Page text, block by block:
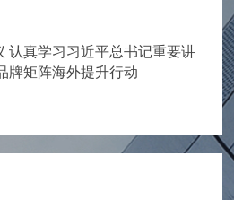
认真学习习近平总书记重要讲
牌矩阵海外提升行动